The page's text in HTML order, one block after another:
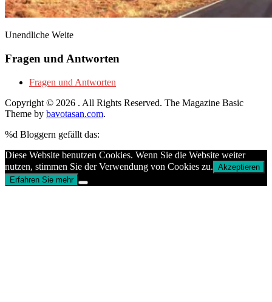
Unendliche Weite
Fragen und Antworten
Fragen und Antworten
Copyright © 2026 . All Rights Reserved. The Magazine Basic
Theme by bavotasan.com.
%d Bloggern gefällt das:
Diese Website benutzen Cookies. Wenn Sie die Website weiter
nutzen, stimmen Sie der Verwendung von Cookies zu. Akzeptieren
Erfahren Sie mehr